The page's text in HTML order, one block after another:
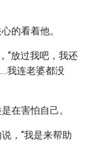
的看着他。
“放过我吧，我还
我连老婆都没
在害怕自己。
，“我是来帮助